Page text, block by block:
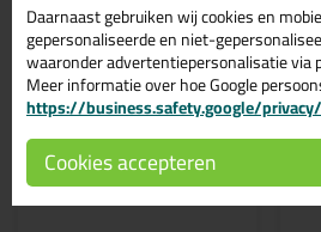
Daarnaast gebruiken wij cookies en
gepersonaliseerde en niet-
waaronder advertentiepersonalisatie via
Meer informatie over hoe Google
https://business.safety.google/privacy/
Cookies accepteren